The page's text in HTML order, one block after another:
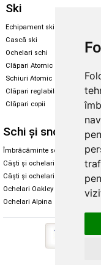
Ski
Echipament ski
Cască ski
Ochelari schi
Clăpari Atomic
Schiuri Atomic
Clăpari reglabili
Clăpari copii
Schi și snowboard
Îmbrăcăminte schi și
Căști și ochelari de iarnă
Căști și ochelari Alpina
Ochelari Oakley
Ochelari Alpina